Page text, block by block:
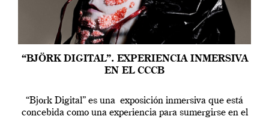
“BJÖRK DIGITAL”. EXPERIENCIA INMERSIVA
EN EL CCCB
“Bjork Digital” es una exposición inmersiva que está
concebida como una experiencia para sumergirse en el